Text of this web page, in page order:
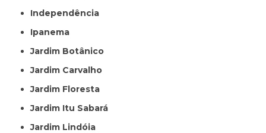
Independência
Ipanema
Jardim Botânico
Jardim Carvalho
Jardim Floresta
Jardim Itu Sabará
Jardim Lindóia